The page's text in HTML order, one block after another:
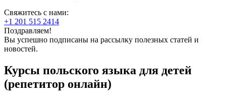
Свяжитесь с нами:
+1 201 515 2414
Поздравляем!
Вы успешно подписаны на рассылку полезных статей и
новостей.
Курсы польского языка для детей
(репетитор онлайн)